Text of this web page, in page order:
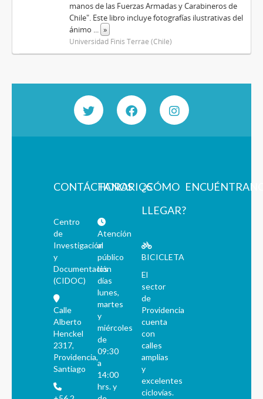
manos de las Fuerzas Armadas y Carabineros de
Chile". Este libro incluye fotografías ilustrativas del
ánimo ... »
Universidad Finis Terrae (Chile)
CONTÁCTANOS
Centro
de
Investigación
y
Documentación
(CIDOC)
Calle
Alberto
Henckel
2317,
Providencia,
Santiago
HORARIOS
Atención
al
público
los
días
lunes,
martes
y
miércoles
de
09:30
a
14:00
hrs. y
¿CÓMO
LLEGAR?
BICICLETA
El
sector
de
Providencia
cuenta
con
calles
amplias
y
excelentes
ciclovías.